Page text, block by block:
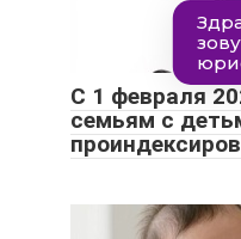
С 1 февраля
семьям с